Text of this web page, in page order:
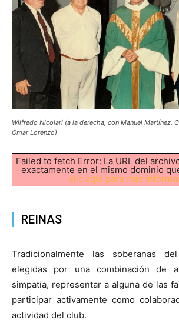
Wilfredo Nicolari (a la derecha, con Manuel Martínez,
Omar Lorenzo)
Failed to fetch Error: La URL del
exactamente en el mismo dominio
clic aquí para más
REINAS
Tradicionalmente las soberanas
elegidas por una combinación de
simpatía, representar a alguna de las
participar activamente como
actividad del club.